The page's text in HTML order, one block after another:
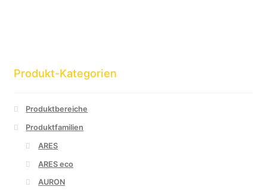
Produkt-Kategorien
Produktbereiche
Produktfamilien
ARES
ARES eco
AURON